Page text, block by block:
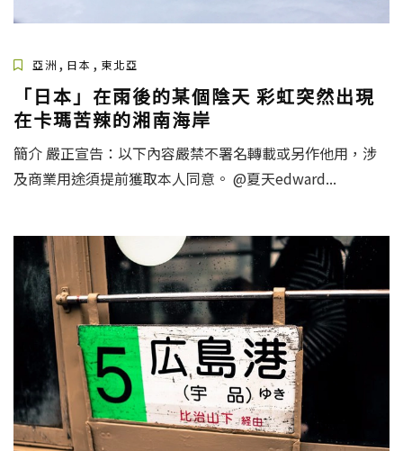
亞洲 , 日本 , 東北亞
「日本」在雨後的某個陰天 彩虹突然出現
在卡瑪苦辣的湘南海岸
簡介 嚴正宣告：以下內容嚴禁不署名轉載或另作他用，涉
及商業用途須提前獲取本人同意。 @夏天edward...